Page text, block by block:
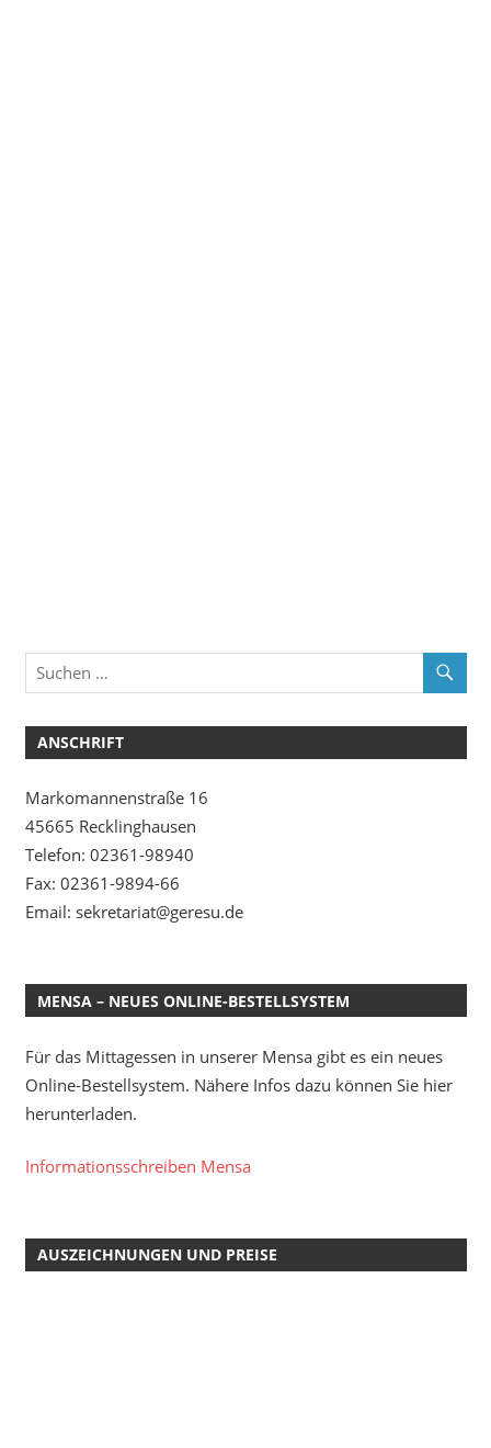
ANSCHRIFT
Markomannenstraße 16
45665 Recklinghausen
Telefon: 02361-98940
Fax: 02361-9894-66
Email: sekretariat@geresu.de
MENSA – NEUES ONLINE-BESTELLSYSTEM
Für das Mittagessen in unserer Mensa gibt es ein neues
Online-Bestellsystem. Nähere Infos dazu können Sie hier
herunterladen.
Informationsschreiben Mensa
AUSZEICHNUNGEN UND PREISE